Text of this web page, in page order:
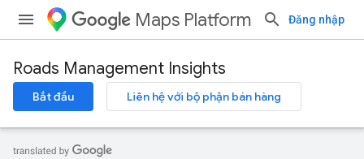
Maps Platform Đăng nhập
Roads Management Insights
Bắt đầu Liên hệ với bộ phận bán hàng